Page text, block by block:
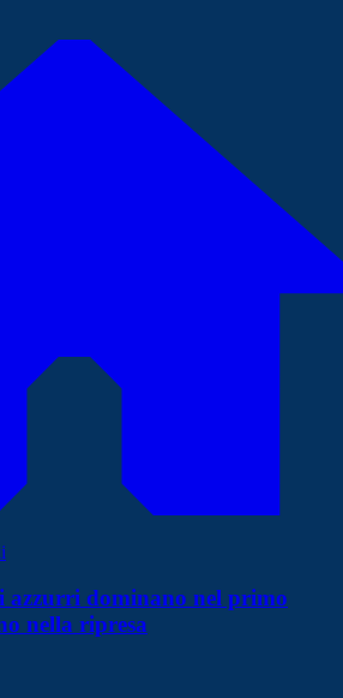
azzurri dominano nel primo
nella ripresa